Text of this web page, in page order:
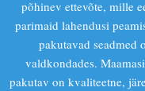
põhinev ettevõte, mille
parimaid lahendusi
pakutavad seadmed
valdkondades.
pakutav on kvaliteetne,